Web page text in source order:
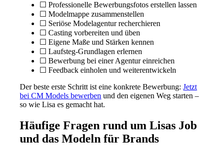
☐ Professionelle Bewerbungsfotos erstellen lassen
☐ Modelmappe zusammenstellen
☐ Seriöse Modelagentur recherchieren
☐ Casting vorbereiten und üben
☐ Eigene Maße und Stärken kennen
☐ Laufsteg-Grundlagen erlernen
☐ Bewerbung bei einer Agentur einreichen
☐ Feedback einholen und weiterentwickeln
Der beste erste Schritt ist eine konkrete Bewerbung:Jetzt
bei CM Models bewerben und den eigenen Weg starten –
so wie Lisa es gemacht hat.
Häufige Fragen rund um Lisas Job
und das Modeln für Brands